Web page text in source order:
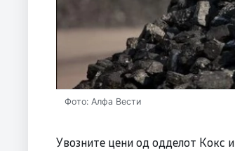
Фото: Алфа Вести
Увозните цени од одделот Кокс